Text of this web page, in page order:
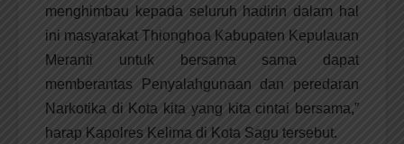
menghimbau kepada seluruh hadirin dalam hal
ini masyarakat Thionghoa Kabupaten Kepulauan
Meranti untuk bersama sama dapat
memberantas Penyalahgunaan dan peredaran
Narkotika di Kota kita yang kita cintai bersama,”
harap Kapolres Kelima di Kota Sagu tersebut.